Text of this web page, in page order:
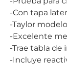
-Con tapa
-Taylor
-Excelente
-Trae tabla de
-Incluye